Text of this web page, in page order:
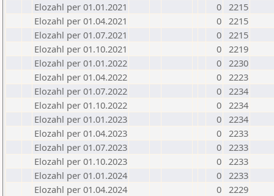
Elozahl per 01.01.2021
0 2215
Elozahl per 01.04.2021
0 2215
Elozahl per 01.07.2021
0 2215
Elozahl per 01.10.2021
0 2219
Elozahl per 01.01.2022
0 2230
Elozahl per 01.04.2022
0 2223
Elozahl per 01.07.2022
0 2234
Elozahl per 01.10.2022
0 2234
Elozahl per 01.01.2023
0 2234
Elozahl per 01.04.2023
0 2233
Elozahl per 01.07.2023
0 2233
Elozahl per 01.10.2023
0 2233
Elozahl per 01.01.2024
0 2233
Elozahl per 01.04.2024
0 2229